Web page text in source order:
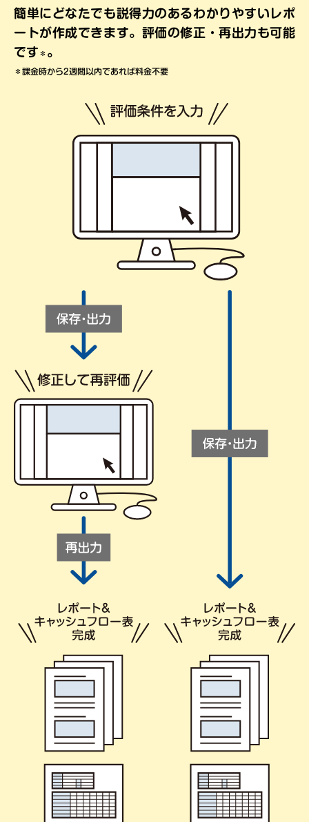
簡単にどなたでも説得力のあるわかりやすいレポ
ートが作成できます。 評価の修正・再出力も可能
です ＊ 。
＊課金時から2週間以内であれば料金不要